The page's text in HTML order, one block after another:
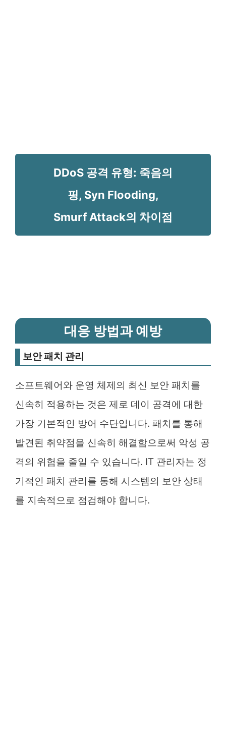
DDoS 공격 유형: 죽음의
핑, Syn Flooding,
Smurf Attack의 차이점
대응 방법과 예방
보안 패치 관리
소프트웨어와 운영 체제의 최신 보안 패치를
신속히 적용하는 것은 제로 데이 공격에 대한
가장 기본적인 방어 수단입니다. 패치를 통해
발견된 취약점을 신속히 해결함으로써 악성 공
격의 위험을 줄일 수 있습니다. IT 관리자는 정
기적인 패치 관리를 통해 시스템의 보안 상태
를 지속적으로 점검해야 합니다.